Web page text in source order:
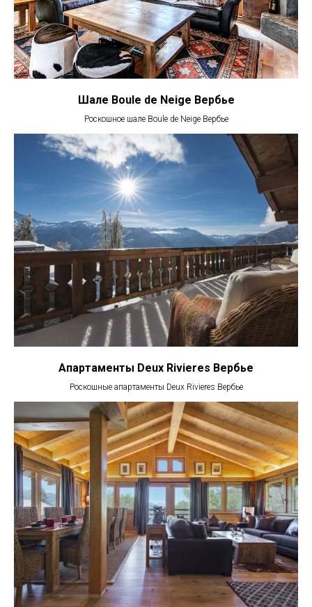
Шале Boule de Neige Вербье
Роскошное шале Boule de Neige Вербье
Апартаменты Deux Rivieres Вербье
Роскошные апартаменты Deux Rivieres Вербье